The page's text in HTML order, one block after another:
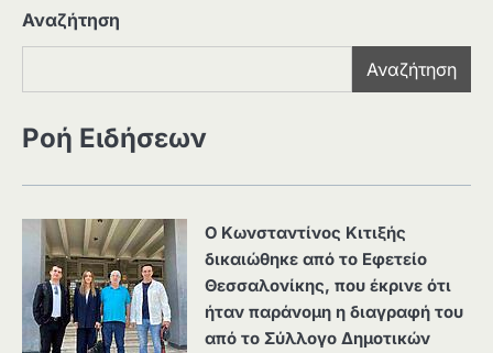
Αναζήτηση
Αναζήτηση
Ροή Ειδήσεων
Ο Κωνσταντίνος Κιτιξής
δικαιώθηκε από το Εφετείο
Θεσσαλονίκης, που έκρινε ότι
ήταν παράνομη η διαγραφή του
από το Σύλλογο Δημοτικών